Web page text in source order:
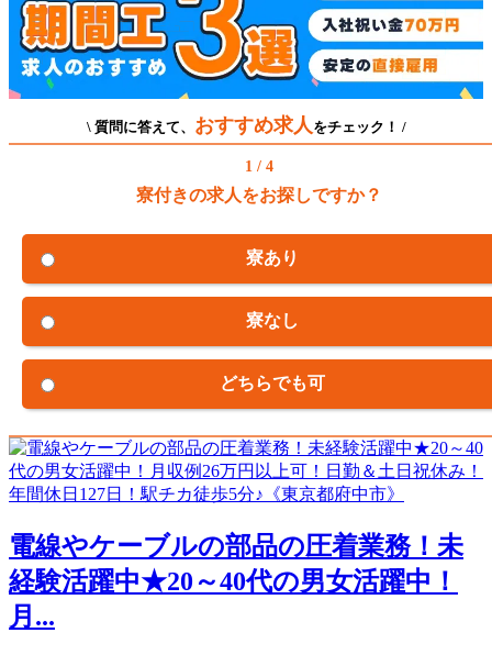
\ 質問に答えて、 おすすめ求人 をチェック！ /
1 / 4
寮付きの求人をお探しですか？
寮あり
寮なし
どちらでも可
電線やケーブルの部品の圧着業務！未
経験活躍中★20～40代の男女活躍中！
月...